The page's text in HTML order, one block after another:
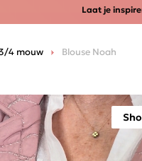
Laat je
4 mouw Blouse Noah